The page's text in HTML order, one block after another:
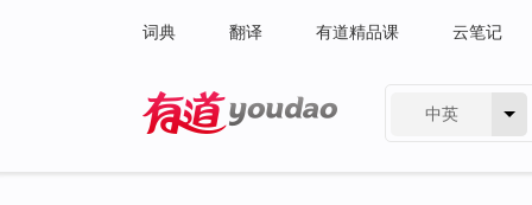
词典 翻译 有道精品课 云笔记
中英